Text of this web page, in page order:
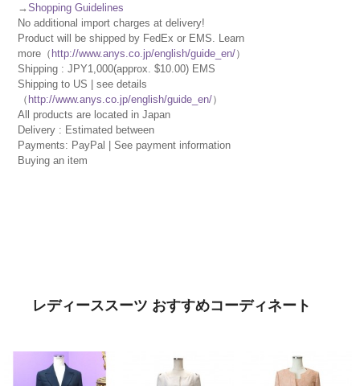
→Shopping Guidelines
No additional import charges at delivery!
Product will be shipped by FedEx or EMS. Learn
more（ http://www.anys.co.jp/english/guide_en/）
Shipping : JPY1,000(approx. $10.00) EMS
Shipping to US | see details
（ http://www.anys.co.jp/english/guide_en/）
All products are located in Japan
Delivery : Estimated between
Payments: PayPal | See payment information
Buying an item
レディーススーツ おすすめコーディネート